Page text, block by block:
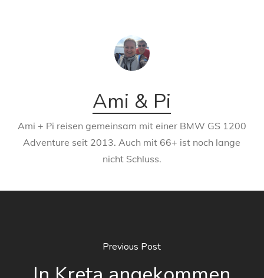
Ami & Pi
Ami + Pi reisen gemeinsam mit einer BMW GS 1200
Adventure seit 2013. Auch mit 66+ ist noch lange
nicht Schluss.
Previous Post